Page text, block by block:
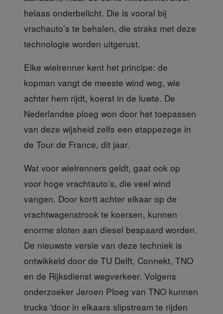
helaas onderbelicht. Die is vooral bij
vrachauto’s te behalen, die straks met deze
technologie worden uitgerust.
Elke wielrenner kent het principe: de
kopman vangt de meeste wind weg, wie
achter hem rijdt, koerst in de luwte. De
Nederlandse ploeg won door het toepassen
van deze wijsheid zelfs een etappezege in
de Tour de France, dit jaar.
Wat voor wielrenners geldt, gaat ook op
voor hoge vrachtauto’s, die veel wind
vangen. Door kortt achter elkaar op de
vrachtwagenstrook te koersen, kunnen
enorme sloten aan diesel bespaard worden.
De nieuwste versie van deze techniek is
ontwikkeld door de TU Delft, Connekt, TNO
en de Rijksdienst wegverkeer. Volgens
onderzoeker Jeroen Ploeg van TNO kunnen
trucks 'door in elkaars slipstream te rijden